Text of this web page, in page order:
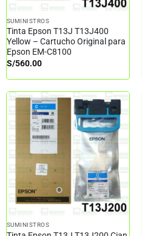
SUMINISTROS
Tinta Epson T13J T13J400
Yellow – Cartucho Original para
Epson EM-C8100
S/560.00
SUMINISTROS